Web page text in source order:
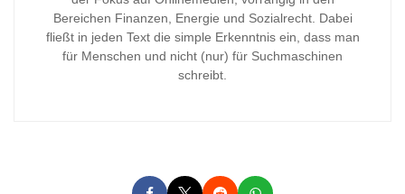
Bereichen Finanzen, Energie und Sozialrecht. Dabei
fließt in jeden Text die simple Erkenntnis ein, dass man
für Menschen und nicht (nur) für Suchmaschinen
schreibt.